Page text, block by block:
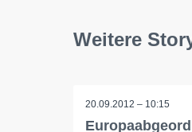
Weitere
20.09.2012 – 10:15